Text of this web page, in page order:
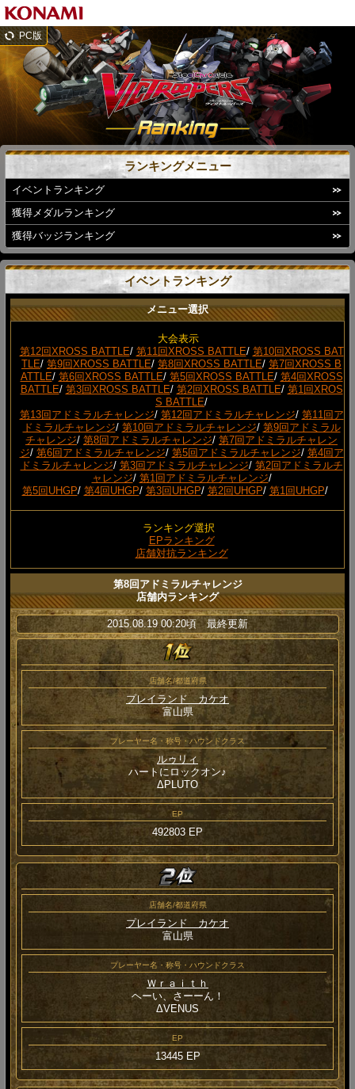
PC版
ランキングメニュー
イベントランキング
獲得メダルランキング
獲得バッジランキング
イベントランキング
メニュー選択
大会表示
第12回XROSS BATTLE/ 第11回XROSS BATTLE/ 第10回XROSS BAT
TLE/ 第9回XROSS BATTLE/ 第8回XROSS BATTLE/ 第7回XROSS B
ATTLE/ 第6回XROSS BATTLE/ 第5回XROSS BATTLE/ 第4回XROSS
BATTLE/ 第3回XROSS BATTLE/ 第2回XROSS BATTLE/ 第1回XROS
S BATTLE/
第13回アドミラルチャレンジ/ 第12回アドミラルチャレンジ/ 第11回ア
ドミラルチャレンジ/ 第10回アドミラルチャレンジ/ 第9回アドミラル
チャレンジ/ 第8回アドミラルチャレンジ/ 第7回アドミラルチャレン
ジ/ 第6回アドミラルチャレンジ/ 第5回アドミラルチャレンジ/ 第4回ア
ドミラルチャレンジ/ 第3回アドミラルチャレンジ/ 第2回アドミラルチ
ャレンジ/ 第1回アドミラルチャレンジ/
第5回UHGP/ 第4回UHGP/ 第3回UHGP/ 第2回UHGP/ 第1回UHGP/
ランキング選択
EPランキング
店舗対抗ランキング
第8回アドミラルチャレンジ
店舗内ランキング
2015.08.19 00:20頃 最終更新
店舗名/都道府県
プレイランド カケオ
富山県
プレーヤー名・称号・ハウンドクラス
ルゥリィ
ハートにロックオン♪
ΔPLUTO
EP
492803 EP
店舗名/都道府県
プレイランド カケオ
富山県
プレーヤー名・称号・ハウンドクラス
Ｗｒａｉｔｈ
ヘーい、さーーん！
ΔVENUS
EP
13445 EP